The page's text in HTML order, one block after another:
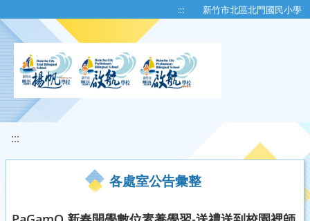
::: 新竹市北區北門國民小學
:::
各處室公告彙整